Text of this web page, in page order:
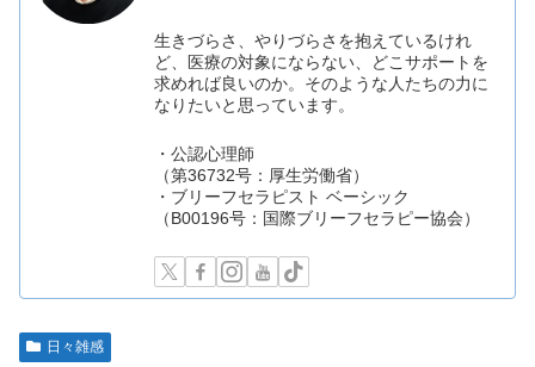
生きづらさ、やりづらさを抱えているけれ
ど、医療の対象にならない、どこサポートを
求めれば良いのか。そのような人たちの力に
なりたいと思っています。
・公認心理師
（第36732号：厚生労働省）
・ブリーフセラピスト ベーシック
（B00196号：国際ブリーフセラピー協会）
日々雑感